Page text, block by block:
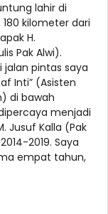
lahir di
kilometer dari
H.
Pak Alwi).
pintas saya
Inti” (Asisten
di bawah
menjadi
Jusuf Kalla (Pak
2019. Saya
empat tahun,